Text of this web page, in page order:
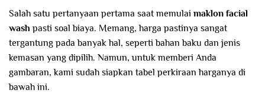
Salah satu pertanyaan pertama saat memulai maklon facial
wash pasti soal biaya. Memang, harga pastinya sangat
tergantung pada banyak hal, seperti bahan baku dan jenis
kemasan yang dipilih. Namun, untuk memberi Anda
gambaran, kami sudah siapkan tabel perkiraan harganya di
bawah ini.